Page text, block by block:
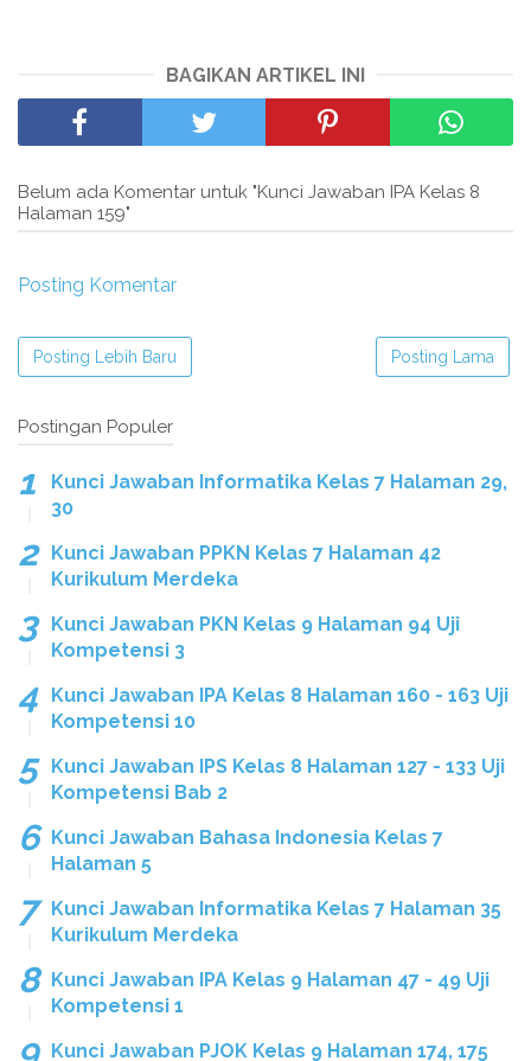
BAGIKAN ARTIKEL INI
Belum ada Komentar untuk "Kunci Jawaban IPA Kelas 8
Halaman 159"
Posting Komentar
Posting Lebih Baru Posting Lama
Postingan Populer
Kunci Jawaban Informatika Kelas 7 Halaman 29,
30
Kunci Jawaban PPKN Kelas 7 Halaman 42
Kurikulum Merdeka
Kunci Jawaban PKN Kelas 9 Halaman 94 Uji
Kompetensi 3
Kunci Jawaban IPA Kelas 8 Halaman 160 - 163 Uji
Kompetensi 10
Kunci Jawaban IPS Kelas 8 Halaman 127 - 133 Uji
Kompetensi Bab 2
Kunci Jawaban Bahasa Indonesia Kelas 7
Halaman 5
Kunci Jawaban Informatika Kelas 7 Halaman 35
Kurikulum Merdeka
Kunci Jawaban IPA Kelas 9 Halaman 47 - 49 Uji
Kompetensi 1
Kunci Jawaban PJOK Kelas 9 Halaman 174, 175